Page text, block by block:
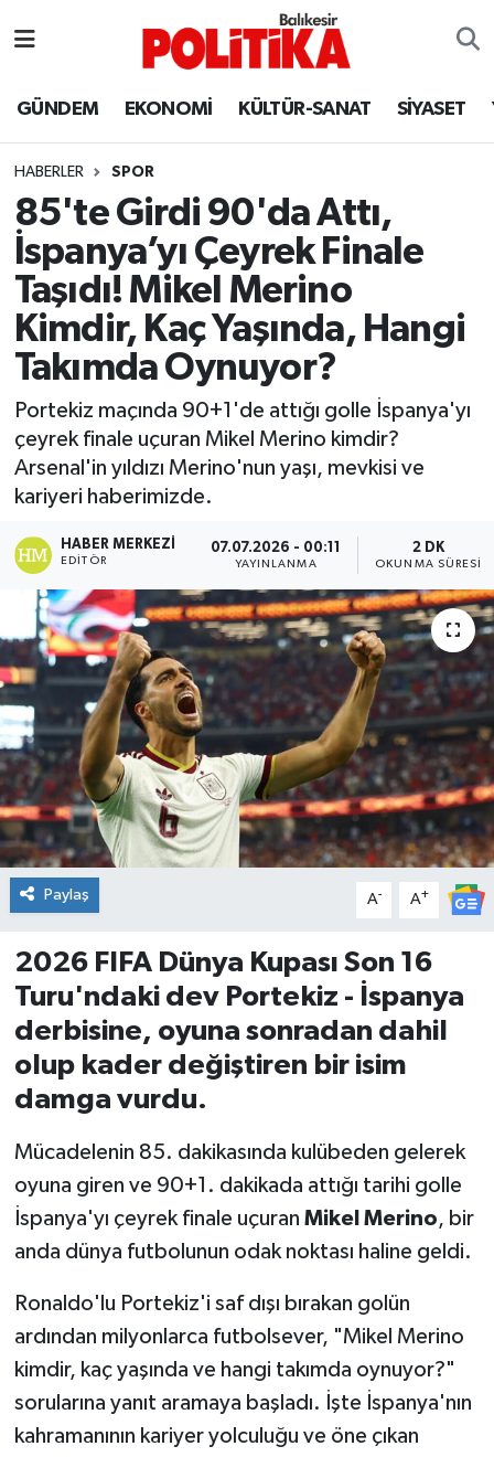
GÜNDEM EKONOMİ KÜLTÜR-SANAT SİYASET
HABERLER SPOR
85'te Girdi 90'da Attı,
İspanya’yı Çeyrek Finale
Taşıdı! Mikel Merino
Kimdir, Kaç Yaşında, Hangi
Takımda Oynuyor?
Portekiz maçında 90+1'de attığı golle İspanya'yı
çeyrek finale uçuran Mikel Merino kimdir?
Arsenal'in yıldızı Merino'nun yaşı, mevkisi ve
kariyeri haberimizde.
HABER MERKEZI
EDITÖR
07.07.2026 - 00:11
YAYINLANMA
2 DK
OKUNMA SÜRESI
Paylaş A- A+
2026 FIFA Dünya Kupası Son 16
Turu'ndaki dev Portekiz - İspanya
derbisine, oyuna sonradan dahil
olup kader değiştiren bir isim
damga vurdu.
Mücadelenin 85. dakikasında kulübeden gelerek
oyuna giren ve 90+1. dakikada attığı tarihi golle
İspanya'yı çeyrek finale uçuran Mikel Merino, bir
anda dünya futbolunun odak noktası haline geldi.
Ronaldo'lu Portekiz'i saf dışı bırakan golün
ardından milyonlarca futbolsever, "Mikel Merino
kimdir, kaç yaşında ve hangi takımda oynuyor?"
sorularına yanıt aramaya başladı. İşte İspanya'nın
kahramanının kariyer yolculuğu ve öne çıkan
Ayvalık
Balya
Bandırma
Bigadiç
BİYOGRAFİLER
Burhaniye
ÇEVRE
DÜNYA
Dursunbey
Edremit
EĞİTİM
EKONOMİ
Erdek
Gömeç
Havran
İvrindi
KENT GÜNDEMİ
Kepsut
KÜLTÜR-SANAT
MAGAZİN
Manyas
OLAY
Balıkesir Hava Durumu
Balıkesir Namaz Vakitleri
Balıkesir Trafik Yoğunluk Haritası
Süper Lig Puan Durumu ve Fikstür
Tüm Manşetler
Son Dakika Haberleri
Haber Arşivi